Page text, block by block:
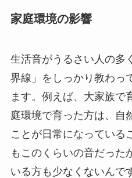
家庭環境の影響
生活音がうるさい人の多
界線」をしっかり教わっ
ます。例えば、大家族で
庭環境で育った方は、自
ことが日常になっている
もこのくらいの音だった
いる方も少なくないんで